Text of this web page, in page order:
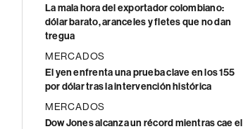
La mala hora del exportador colombiano:
dólar barato, aranceles y fletes que no dan
tregua
MERCADOS
El yen enfrenta una prueba clave en los 155
por dólar tras la intervención histórica
MERCADOS
Dow Jones alcanza un récord mientras cae el